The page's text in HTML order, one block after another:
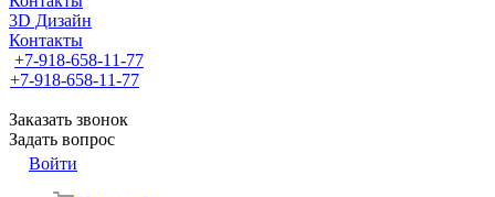
3D Дизайн
Контакты
+7-918-658-11-77
+7-918-658-11-77
Заказать звонок
Задать вопрос
Войти